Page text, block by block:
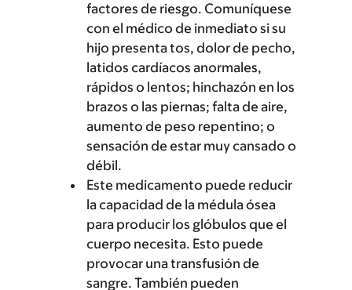
factores de riesgo. Comuníquese
con el médico de inmediato si su
hijo presenta tos, dolor de pecho,
latidos cardíacos anormales,
rápidos o lentos; hinchazón en los
brazos o las piernas; falta de aire,
aumento de peso repentino; o
sensación de estar muy cansado o
débil.
Este medicamento puede reducir
la capacidad de la médula ósea
para producir los glóbulos que el
cuerpo necesita. Esto puede
provocar una transfusión de
sangre. También pueden